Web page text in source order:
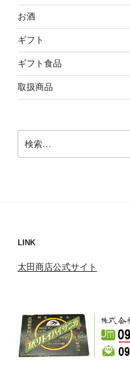
お酒
ギフト
ギフト食品
取扱商品
索:
LINK
太田商店公式サイト